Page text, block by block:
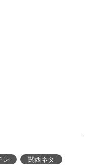
レ 関西ネタ